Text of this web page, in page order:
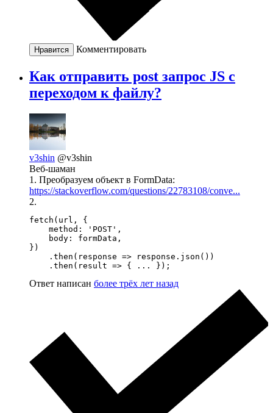
Нравится Комментировать
Как отправить post запрос JS c
переходом к файлу?
v3shin @v3shin
Веб-шаман
1. Преобразуем объект в FormData:
https://stackoverflow.com/questions/22783108/conve...
2.
fetch(url, {
    method: 'POST',
    body: formData,
})
    .then(response => response.json())
    .then(result => { ... });
Ответ написан более трёх лет назад